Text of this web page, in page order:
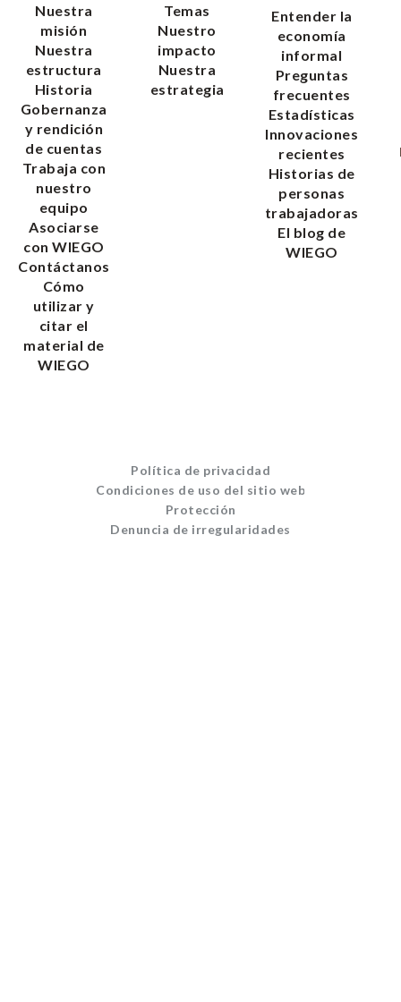
Nuestra
misión
Nuestra
estructura
Historia
Gobernanza
y rendición
de cuentas
Trabaja con
nuestro
equipo
Asociarse
con WIEGO
Contáctanos
Cómo
utilizar y
citar el
material de
WIEGO
Temas
Nuestro
impacto
Nuestra
estrategia
Entender la
economía
informal
Preguntas
frecuentes
Estadísticas
Innovaciones
recientes
Historias de
personas
trabajadoras
El blog de
WIEGO
Política de privacidad
Condiciones de uso del sitio web
Protección
Denuncia de irregularidades